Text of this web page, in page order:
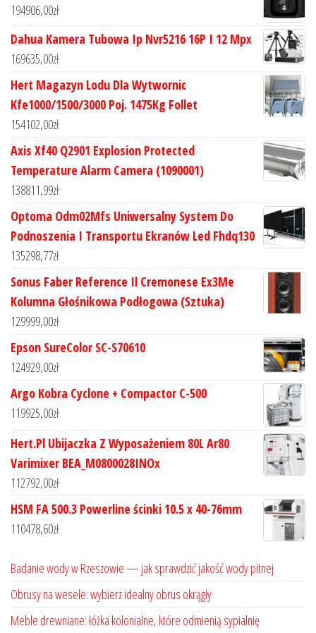
194906,00zł
Dahua Kamera Tubowa Ip Nvr5216 16P I 12 Mpx
169635,00zł
Hert Magazyn Lodu Dla Wytwornic
Kfe1000/1500/3000 Poj. 1475Kg Follet
154102,00zł
Axis Xf40 Q2901 Explosion Protected
Temperature Alarm Camera (1090001)
138811,99zł
Optoma Odm02Mfs Uniwersalny System Do
Podnoszenia I Transportu Ekranów Led Fhdq130
135298,77zł
Sonus Faber Reference Il Cremonese Ex3Me
Kolumna Głośnikowa Podłogowa (Sztuka)
129999,00zł
Epson SureColor SC-S70610
124929,00zł
Argo Kobra Cyclone + Compactor C-500
119925,00zł
Hert.Pl Ubijaczka Z Wyposażeniem 80L Ar80
Varimixer BEA_M0800028INOx
112792,00zł
HSM FA 500.3 Powerline ścinki 10.5 x 40-76mm
110478,60zł
Badanie wody w Rzeszowie — jak sprawdzić jakość wody pitnej
Obrusy na wesele: wybierz idealny obrus okrągły
Meble drewniane: łóżka kolonialne, które odmienią sypialnię